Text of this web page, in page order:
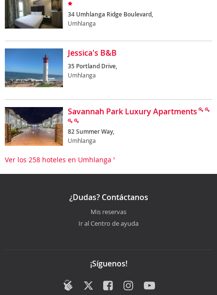
34 Umhlanga Ridge Boulevard,
Umhlanga
Jessica's B&B
35 Portland Drive,
Umhlanga
Savannah Park Luxury Apartments
82 Summer Way,
Umhlanga
Ver los 258 hoteles en Umhlanga
¿Dudas? Contáctanos
Mis reservas
Ir al Centro de ayuda
¡Síguenos!